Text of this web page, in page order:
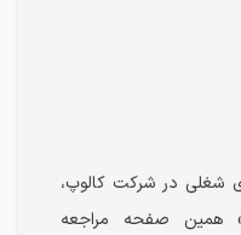
شغلی در شرکت کالوپ،
همین صفحه مراجعه